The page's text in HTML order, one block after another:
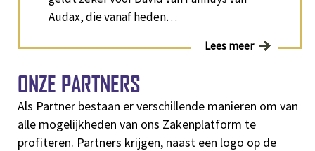
Audax, die vanaf heden…
Lees meer
ONZE PARTNERS
Als Partner bestaan er verschillende manieren om van
alle mogelijkheden van ons Zakenplatform te
profiteren. Partners krijgen, naast een logo op de